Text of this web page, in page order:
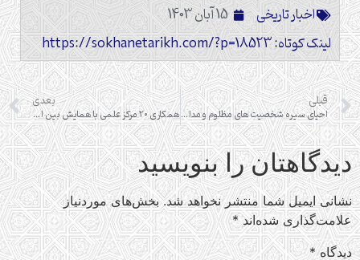
اخبار تاریخی
15 آبان 1403
لینک کوتاه: https://sokhanetarikh.com/?p=18523
قبلی
احیای سیره شخصیت های مظلوم و مدافع ولایت اسلام رسالت ماست
بعدی
همکاری ۲۰ مرکز علمی با همایش بین المللی ذوالجناحین
دیدگاهتان را بنویسید
نشانی ایمیل شما منتشر نخواهد شد. بخش‌های موردنیاز
علامت‌گذاری شده‌اند*
دیدگاه*